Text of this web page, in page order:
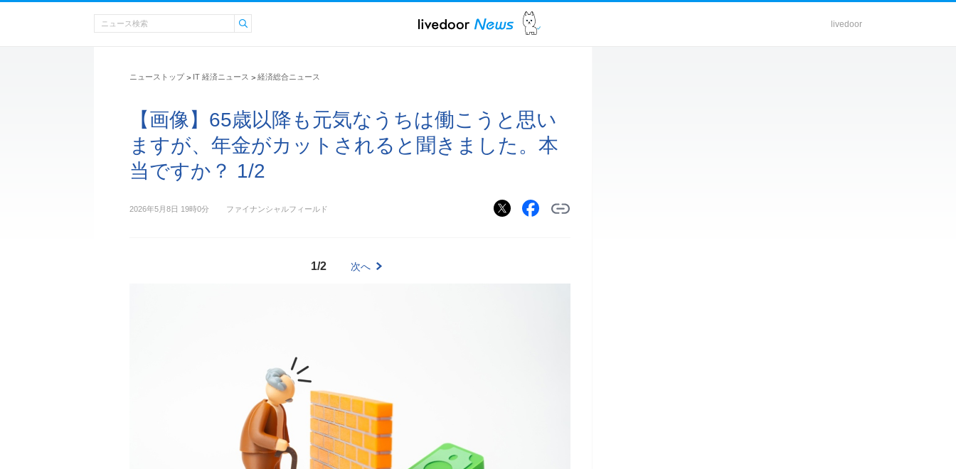
livedoor
ニューストップ > IT 経済ニュース > 経済総合ニュース
【画像】65歳以降も元気なうちは働こうと思い
ますが、年金がカットされると聞きました。本
当ですか？ 1/2
2026年5月8日 19時0分 ファイナンシャルフィールド
1/2 次へ